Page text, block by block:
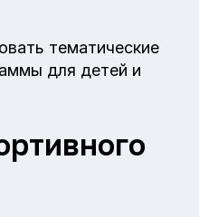
тематические
для детей и